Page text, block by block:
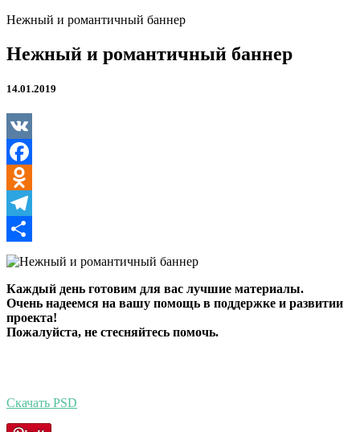
Нежный и романтичный баннер
Нежный и романтичный баннер
14.01.2019
VK
Facebook
Odnoklassniki
Telegram
Отправить
Каждый день готовим для вас лучшие материалы.
Очень надеемся на вашу помощь в поддержке и развитии
проекта!
Пожалуйста, не стесняйтесь помочь.
Скачать PSD